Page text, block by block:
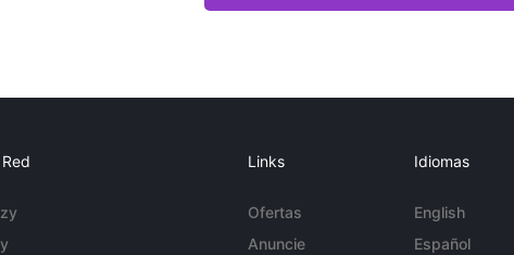
Links
Ofertas
Anuncie
Idiomas
English
Español